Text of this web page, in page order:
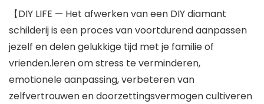
【DIY LIFE — Het afwerken van een DIY diamant
schilderij is een proces van voortdurend aanpassen
jezelf en delen gelukkige tijd met je familie of
vrienden.leren om stress te verminderen,
emotionele aanpassing, verbeteren van
zelfvertrouwen en doorzettingsvermogen cultiveren